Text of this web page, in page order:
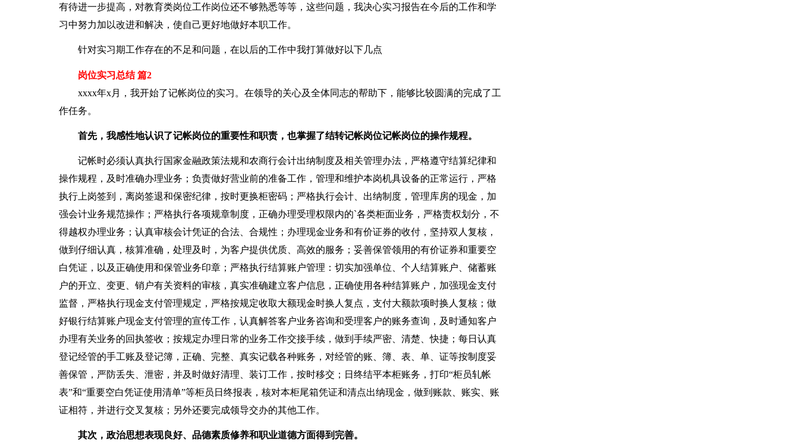
有待进一步提高，对教育类岗位工作岗位还不够熟悉等等，这些问题，我决心实习报告在今后的工作和学
习中努力加以改进和解决，使自己更好地做好本职工作。
针对实习期工作存在的不足和问题，在以后的工作中我打算做好以下几点
岗位实习总结 篇2
xxxx年x月，我开始了记帐岗位的实习。在领导的关心及全体同志的帮助下，能够比较圆满的完成了工
作任务。
首先，我感性地认识了记帐岗位的重要性和职责，也掌握了结转记帐岗位记帐岗位的操作规程。
记帐时必须认真执行国家金融政策法规和农商行会计出纳制度及相关管理办法，严格遵守结算纪律和
操作规程，及时准确办理业务；负责做好营业前的准备工作，管理和维护本岗机具设备的正常运行，严格
执行上岗签到，离岗签退和保密纪律，按时更换柜密码；严格执行会计、出纳制度，管理库房的现金，加
强会计业务规范操作；严格执行各项规章制度，正确办理受理权限内的`各类柜面业务，严格责权划分，不
得越权办理业务；认真审核会计凭证的合法、合规性；办理现金业务和有价证券的收付，坚持双人复核，
做到仔细认真，核算准确，处理及时，为客户提供优质、高效的服务；妥善保管领用的有价证券和重要空
白凭证，以及正确使用和保管业务印章；严格执行结算账户管理：切实加强单位、个人结算账户、储蓄账
户的开立、变更、销户有关资料的审核，真实准确建立客户信息，正确使用各种结算账户，加强现金支付
监督，严格执行现金支付管理规定，严格按规定收取大额现金时换人复点，支付大额款项时换人复核；做
好银行结算账户现金支付管理的宣传工作，认真解答客户业务咨询和受理客户的账务查询，及时通知客户
办理有关业务的回执签收；按规定办理日常的业务工作交接手续，做到手续严密、清楚、快捷；每日认真
登记经管的手工账及登记簿，正确、完整、真实记载各种账务，对经管的账、簿、表、单、证等按制度妥
善保管，严防丢失、泄密，并及时做好清理、装订工作，按时移交；日终结平本柜账务，打印“柜员轧帐
表”和“重要空白凭证使用清单”等柜员日终报表，核对本柜尾箱凭证和清点出纳现金，做到账款、账实、账
证相符，并进行交叉复核；另外还要完成领导交办的其他工作。
其次，政治思想表现良好、品德素质修养和职业道德方面得到完善。